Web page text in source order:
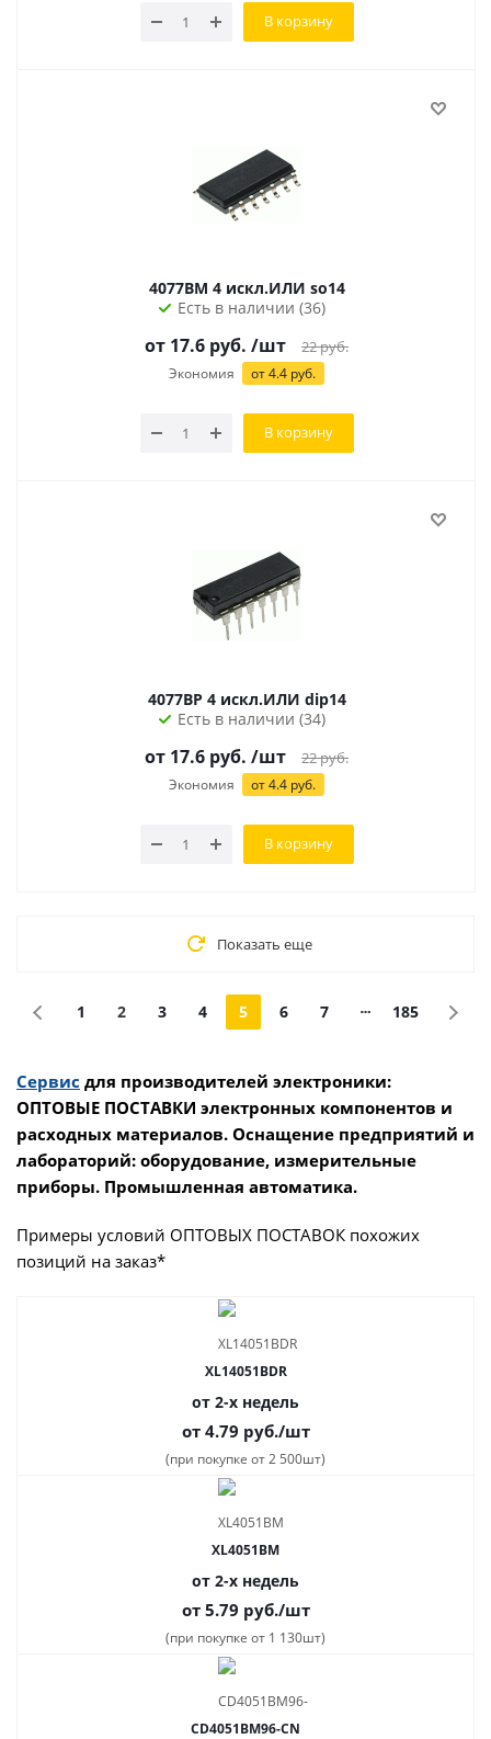
В корзину
4077BM 4 искл.ИЛИ so14
Есть в наличии (36)
от 17.6 руб. /шт 22руб.
Экономия от 4.4 руб.
В корзину
4077BP 4 искл.ИЛИ dip14
Есть в наличии (34)
от 17.6 руб. /шт 22руб.
Экономия от 4.4 руб.
В корзину
Показать еще
1 2 3 4 5 6 7 185
Сервис для производителей электроники:
ОПТОВЫЕ ПОСТАВКИ электронных компонентов и
расходных материалов. Оснащение предприятий и
лабораторий: оборудование, измерительные
приборы. Промышленная автоматика.
Примеры условий ОПТОВЫХ ПОСТАВОК похожих
позиций на заказ*
XL14051BDR
от 2-х недель
от 4.79 руб./шт
(при покупке от 2 500шт)
XL4051BM
от 2-х недель
от 5.79 руб./шт
(при покупке от 1 130шт)
CD4051BM96-CN